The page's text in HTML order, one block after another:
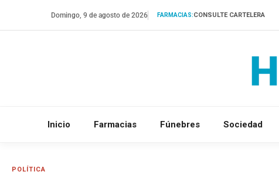
Domingo, 9 de agosto de 2026 FARMACIAS:CONSULTE CARTELERA
Inicio Farmacias Fúnebres Sociedad